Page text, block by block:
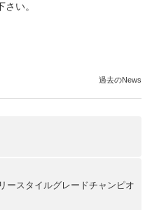
い。
ースタイルグレードチャンピオ
過去のNews